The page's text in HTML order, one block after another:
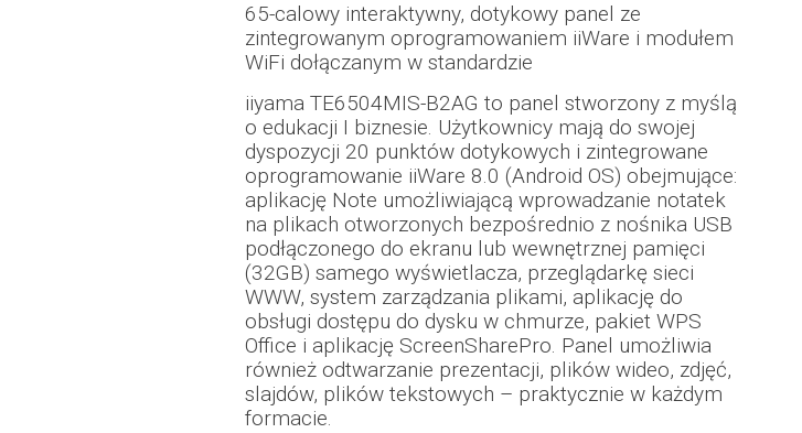
65-calowy interaktywny, dotykowy panel ze
zintegrowanym oprogramowaniem iiWare i modułem
WiFi dołączanym w standardzie
iiyama TE6504MIS-B2AG to panel stworzony z myślą
o edukacji I biznesie. Użytkownicy mają do swojej
dyspozycji 20 punktów dotykowych i zintegrowane
oprogramowanie iiWare 8.0 (Android OS) obejmujące:
aplikację Note umożliwiającą wprowadzanie notatek
na plikach otworzonych bezpośrednio z nośnika USB
podłączonego do ekranu lub wewnętrznej pamięci
(32GB) samego wyświetlacza, przeglądarkę sieci
WWW, system zarządzania plikami, aplikację do
obsługi dostępu do dysku w chmurze, pakiet WPS
Office i aplikację ScreenSharePro. Panel umożliwia
również odtwarzanie prezentacji, plików wideo, zdjęć,
slajdów, plików tekstowych – praktycznie w każdym
formacie.